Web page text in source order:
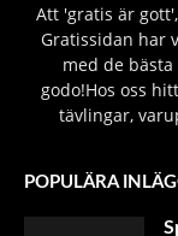
Att 'gratis är
Gratissidan har
med de
godo!Hos oss
tävlingar,
POPULÄRA